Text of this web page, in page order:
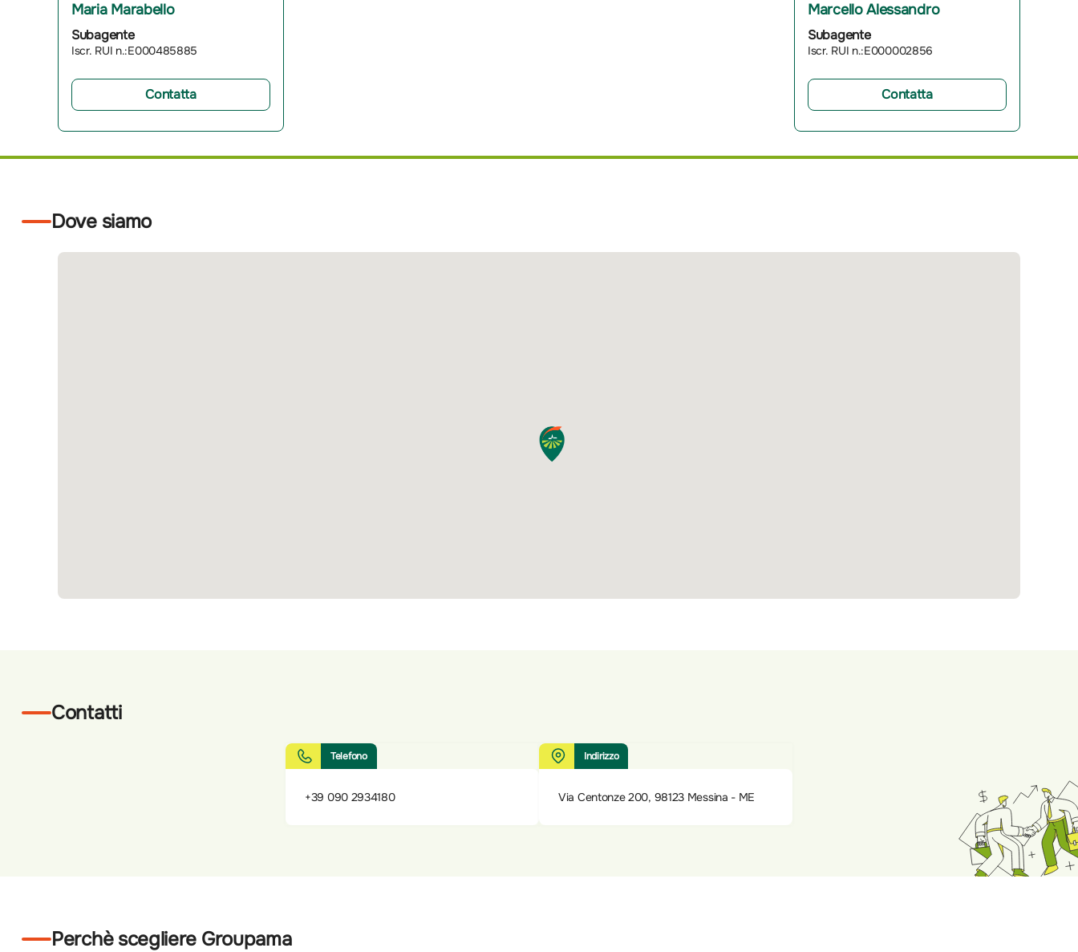
Maria Marabello
Subagente
Iscr. RUI n.:E000485885
Contatta
Marcello Alessandro
Subagente
Iscr. RUI n.:E000002856
Contatta
Dove siamo
Contatti
Telefono
+39 090 2934180
Indirizzo
Via Centonze 200, 98123 Messina - ME
Perchè scegliere Groupama